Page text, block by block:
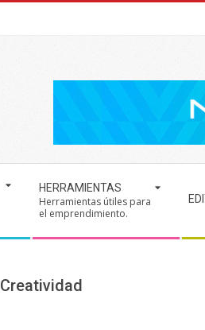
HERRAMIENTAS
Herramientas útiles para
el emprendimiento.
Creatividad